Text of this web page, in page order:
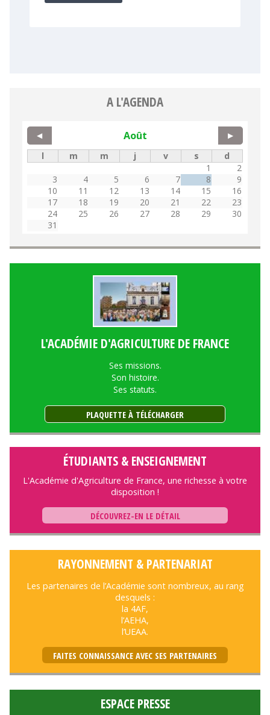
A L'AGENDA
Août
◀ ▶
l m m j v s
d
1
2
3
4 5 6 7 8
9
10
11 12 13 14 15
16
17
18 19 20 21 22
23
24
25 26 27 28 29
30
31
L'ACADÉMIE D'AGRICULTURE DE FRANCE
Ses missions.
Son histoire.
Ses statuts.
PLAQUETTE À TÉLÉCHARGER
ÉTUDIANTS & ENSEIGNEMENT
L'Académie d'Agriculture de France, une richesse à votre
disposition !
DÉCOUVREZ-EN LE DÉTAIL
RAYONNEMENT & PARTENARIAT
Les partenaires de l’Académie sont nombreux, au rang
desquels :
la 4AF,
l’AEHA,
l’UEAA.
FAITES CONNAISSANCE AVEC SES PARTENAIRES
ESPACE PRESSE